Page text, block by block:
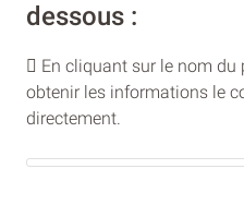
dessous :
En cliquant sur le nom du
obtenir les informations le
directement.